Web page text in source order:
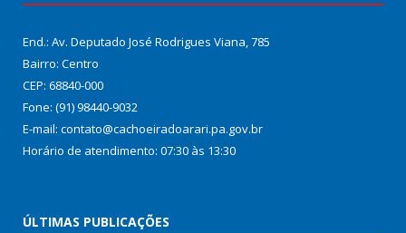
End.: Av. Deputado José Rodrigues Viana, 785
Bairro: Centro
CEP: 68840-000
Fone: (91) 98440-9032
E-mail: contato@cachoeiradoarari.pa.gov.br
Horário de atendimento: 07:30 às 13:30
ÚLTIMAS PUBLICAÇÕES